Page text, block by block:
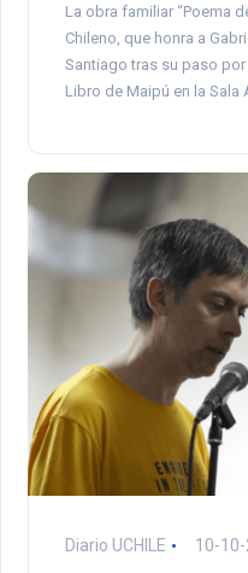
La obra familiar “Poema
Chileno, que honra a
Santiago tras su paso por
Libro de Maipú en la Sala
Diario UCHILE 10-